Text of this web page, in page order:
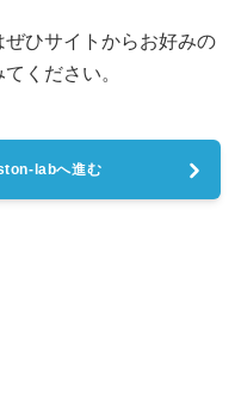
ひサイトからお好みの
ください。
labへ進む